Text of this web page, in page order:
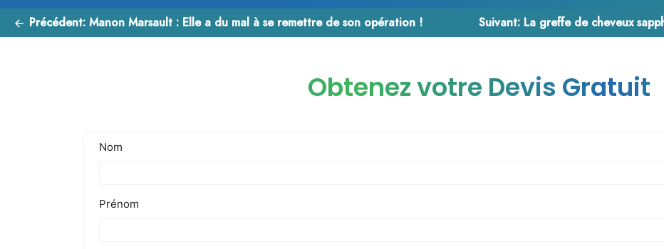
Précédent: Manon Marsault : Elle a du mal à se remettre de son opération ! Suivant: La greffe de cheveux sapphire
Obtenez votre Devis Gratuit